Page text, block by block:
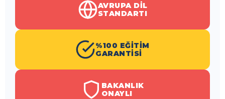
AVRUPA DIL
STANDARTI
%100 EĞITIM
GARANTISI
BAKANLIK
ONAYLI